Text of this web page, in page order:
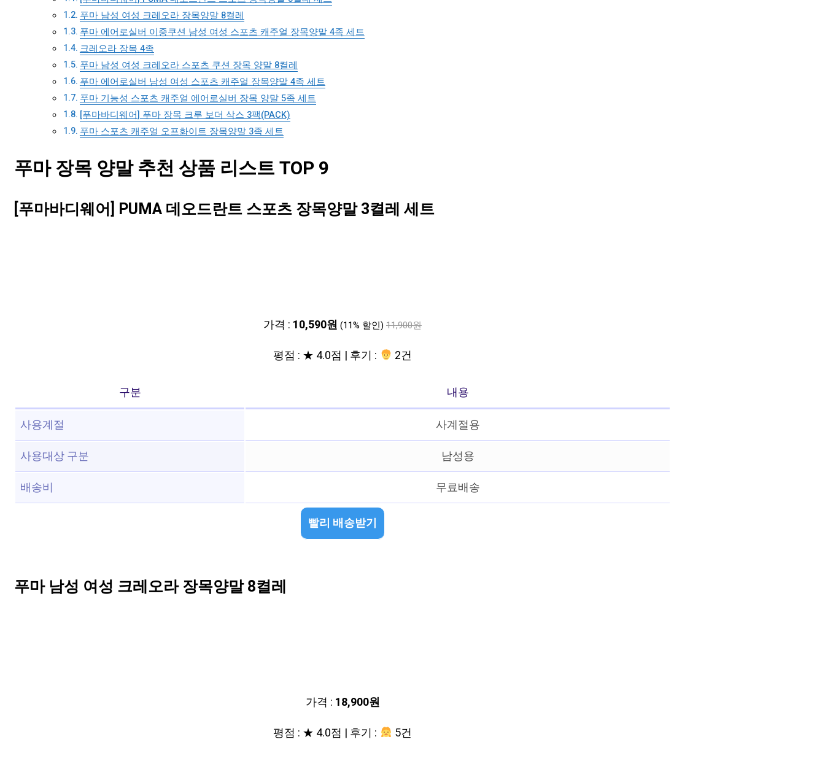
푸마 남성 여성 크레오라 장목양말 8켤레
푸마 에어로실버 이중쿠션 남성 여성 스포츠 캐주얼 장목양말 4족 세트
크레오라 장목 4족
푸마 남성 여성 크레오라 스포츠 쿠션 장목 양말 8켤레
푸마 에어로실버 남성 여성 스포츠 캐주얼 장목양말 4족 세트
푸마 기능성 스포츠 캐주얼 에어로실버 장목 양말 5족 세트
[푸마바디웨어] 푸마 장목 크루 보더 삭스 3팩(PACK)
푸마 스포츠 캐주얼 오프화이트 장목양말 3족 세트
푸마 장목 양말 추천 상품 리스트 TOP 9
[푸마바디웨어] PUMA 데오드란트 스포츠 장목양말 3켤레 세트
가격 : 10,590원 (11% 할인) 11,900원
평점 : ★ 4.0점 | 후기 : 2건
구분
내용
사용계절
사계절용
사용대상 구분
남성용
배송비
무료배송
빨리 배송받기
푸마 남성 여성 크레오라 장목양말 8켤레
가격 : 18,900원
평점 : ★ 4.0점 | 후기 :
5건